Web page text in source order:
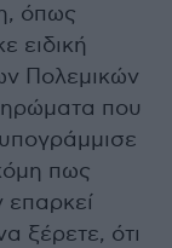
όπως
ειδική
Πολεμικών
που
πως
επαρκεί
ξέρετε, ότι